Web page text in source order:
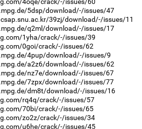
5dsp/download/-/issues/47
39zj/download/-/issues/11
q2ml/download/-/issues/17
1yha/crack/-/issues/39
0goi/crack/-/issues/62
4pup/download/-/issues/9
a2z6/download/-/issues/62
nz7e/download/-/issues/67
7zpx/download/-/issues/77
dm8t/download/-/issues/16
rq4q/crack/-/issues/57
70bi/crack/-/issues/65
zo2z/crack/-/issues/34
u6he/crack/-/issues/45